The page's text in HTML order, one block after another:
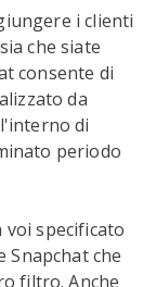
i clienti
che siate
consente di
da
di
periodo
voi specificato
Snapchat che
filtro. Anche